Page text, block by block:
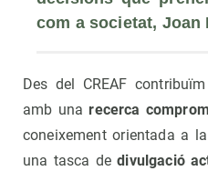
com a societat, Joan
Des del CREAF
amb unarecerca
coneixement orientada a
una tasca dedivulgació